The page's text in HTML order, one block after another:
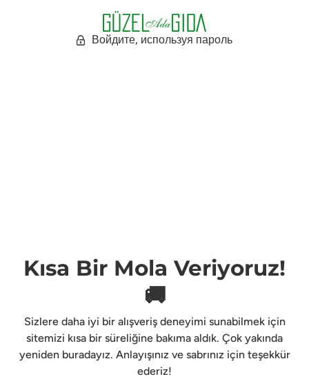
Войдите, используя пароль
Kısa Bir Mola Veriyoruz!
🚚
Sizlere daha iyi bir alışveriş deneyimi sunabilmek için
sitemizi kısa bir süreliğine bakıma aldık. Çok yakında
yeniden buradayız. Anlayışınız ve sabrınız için teşekkür
ederiz!